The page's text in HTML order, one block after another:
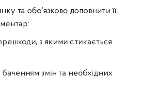
та обо’язково доповнити її,
з якими стикається
баченням змін та необхідних